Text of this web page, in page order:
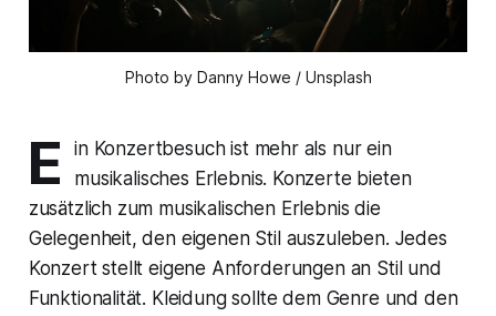
Photo by Danny Howe / Unsplash
E
in Konzertbesuch ist mehr als nur ein
musikalisches Erlebnis. Konzerte bieten
zusätzlich zum musikalischen Erlebnis die
Gelegenheit, den eigenen Stil auszuleben. Jedes
Konzert stellt eigene Anforderungen an Stil und
Funktionalität. Kleidung sollte dem Genre und den